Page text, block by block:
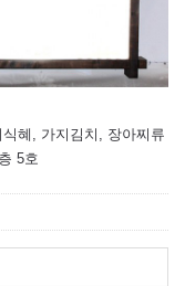
혜, 가지김치, 장아찌류
5호